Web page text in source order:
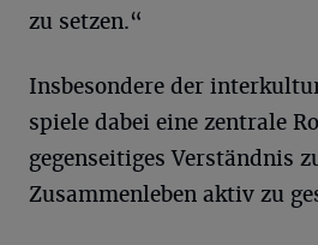
zu setzen.“
Insbesondere der
spiele dabei eine zentrale
gegenseitiges Verständnis
Zusammenleben aktiv zu